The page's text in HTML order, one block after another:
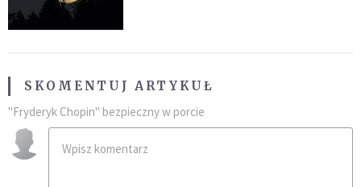
SKOMENTUJ ARTYKUŁ
"Fryderyk Chopin" bezpieczny w porcie